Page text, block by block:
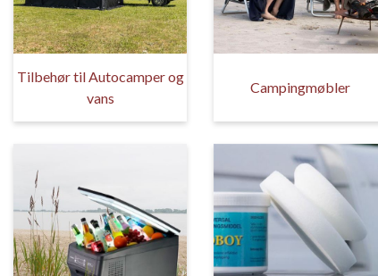
Tilbehør til Autocamper og
vans
Campingmøbler